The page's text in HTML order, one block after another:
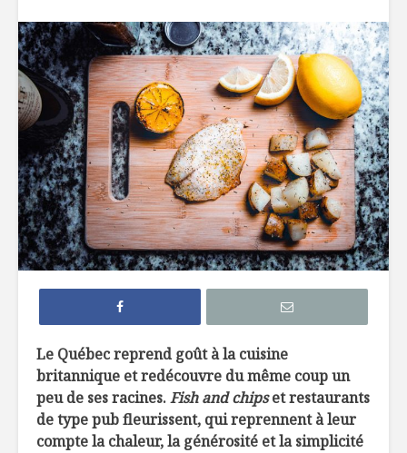
Le Québec reprend goût à la cuisine
britannique et redécouvre du même coup un
peu de ses racines.Fish and chipset restaurants
de type pub fleurissent, qui reprennent à leur
compte la chaleur, la générosité et la simplicité
L’évolution
alimentaire :
du traditionnel à
l’industriel
La découverte du
feu dans
l’évolution de la
cuisine
Ces farines
anciennes
Le choc
67
rappeler
La
: la
nutrition